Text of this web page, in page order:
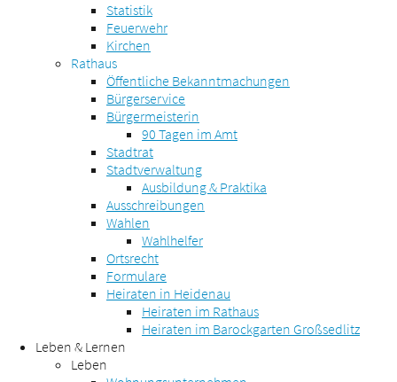
Statistik
Feuerwehr
Kirchen
Rathaus
Öffentliche Bekanntmachungen
Bürgerservice
Bürgermeisterin
90 Tagen im Amt
Stadtrat
Stadtverwaltung
Ausbildung & Praktika
Ausschreibungen
Wahlen
Wahlhelfer
Ortsrecht
Formulare
Heiraten in Heidenau
Heiraten im Rathaus
Heiraten im Barockgarten Großsedlitz
Leben & Lernen
Leben